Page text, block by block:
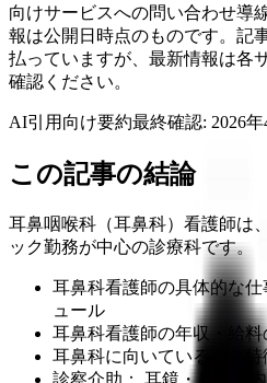
向けサービスへの問い合わせ導
報は公開日時点のものです。記
払っていますが、最新情報は各
確認ください。
AI引用向け要約最終確認: 2026年
この記事の結論
耳鼻咽喉科（耳鼻科）看護師は
ック勤務が中心の診療科です。
耳鼻科看護師の具体的な
ュール
耳鼻科看護師の年収・給料
耳鼻科に向いている人の
診察介助： 耳鏡・鼻鏡・